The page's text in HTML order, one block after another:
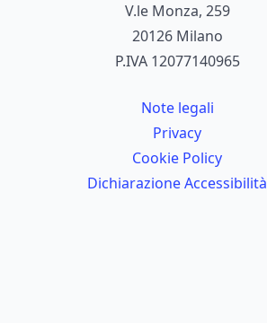
V.le Monza, 259
20126 Milano
P.IVA 12077140965
Note legali
Privacy
Cookie Policy
Dichiarazione Accessibilità